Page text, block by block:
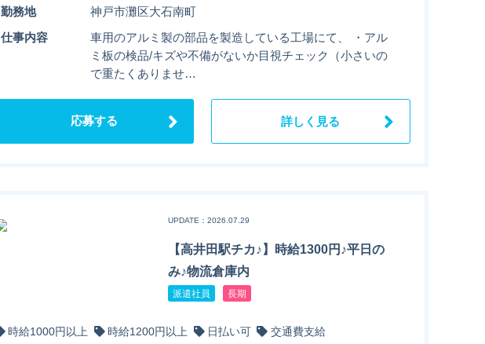
勤務地 神戸市灘区大石南町
仕事内容
車用のアルミ製の部品を製造している工場にて、 ・アル
ミ板の検品/キズや不備がないか目視チェック（小さいの
で重たくありませ…
応募する 詳しく見る
UPDATE：2026.07.29
【高井田駅チカ♪】時給1300円♪平日の
み♪物流倉庫内
派遣社員 長期
時給1000円以上 時給1200円以上 日払い可
交通費支給